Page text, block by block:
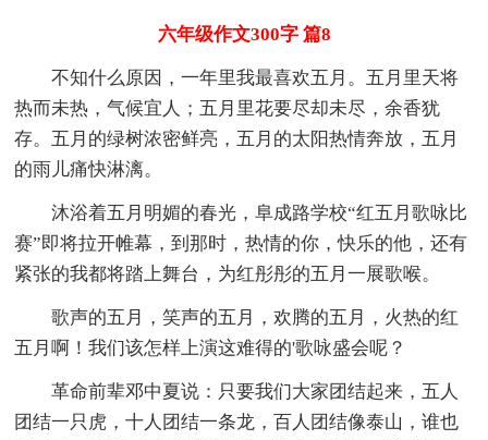
六年级作文300字 篇8
不知什么原因，一年里我最喜欢五月。五月里天将
热而未热，气候宜人；五月里花要尽却未尽，余香犹
存。五月的绿树浓密鲜亮，五月的太阳热情奔放，五月
的雨儿痛快淋漓。
沐浴着五月明媚的春光，阜成路学校“红五月歌咏比
赛”即将拉开帷幕，到那时，热情的你，快乐的他，还有
紧张的我都将踏上舞台，为红彤彤的五月一展歌喉。
歌声的五月，笑声的五月，欢腾的五月，火热的红
五月啊！我们该怎样上演这难得的'歌咏盛会呢？
革命前辈邓中夏说：只要我们大家团结起来，五人
团结一只虎，十人团结一条龙，百人团结像泰山，谁也